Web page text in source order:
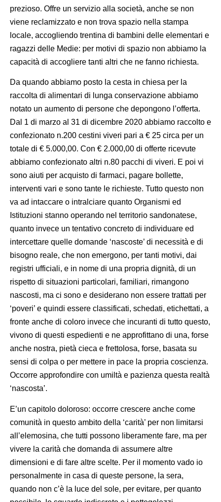
prezioso. Offre un servizio alla società, anche se non
viene reclamizzato e non trova spazio nella stampa
locale, accogliendo trentina di bambini delle elementari e
ragazzi delle Medie: per motivi di spazio non abbiamo la
capacità di accogliere tanti altri che ne fanno richiesta.
Da quando abbiamo posto la cesta in chiesa per la
raccolta di alimentari di lunga conservazione abbiamo
notato un aumento di persone che depongono l’offerta.
Dal 1 di marzo al 31 di dicembre 2020 abbiamo raccolto e
confezionato n.200 cestini viveri pari a € 25 circa per un
totale di € 5.000,00. Con € 2.000,00 di offerte ricevute
abbiamo confezionato altri n.80 pacchi di viveri. E poi vi
sono aiuti per acquisto di farmaci, pagare bollette,
interventi vari e sono tante le richieste. Tutto questo non
va ad intaccare o intralciare quanto Organismi ed
Istituzioni stanno operando nel territorio sandonatese,
quanto invece un tentativo concreto di individuare ed
intercettare quelle domande ‘nascoste’ di necessità e di
bisogno reale, che non emergono, per tanti motivi, dai
registri ufficiali, e in nome di una propria dignità, di un
rispetto di situazioni particolari, familiari, rimangono
nascosti, ma ci sono e desiderano non essere trattati per
‘poveri’ e quindi essere classificati, schedati, etichettati, a
fronte anche di coloro invece che incuranti di tutto questo,
vivono di questi espedienti e ne approfittano di una, forse
anche nostra, pietà cieca e frettolosa, forse, basata su
sensi di colpa o per mettere in pace la propria coscienza.
Occorre approfondire con umiltà e pazienza questa realtà
‘nascosta’.
E’un capitolo doloroso: occorre crescere anche come
comunità in questo ambito della ‘carità’ per non limitarsi
all’elemosina, che tutti possono liberamente fare, ma per
vivere la carità che domanda di assumere altre
dimensioni e di fare altre scelte. Per il momento vado io
personalmente in casa di queste persone, la sera,
quando non c’è la luce del sole, per evitare, per quanto